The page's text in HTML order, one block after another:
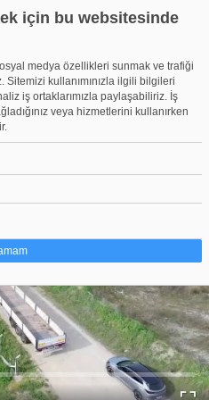
için bu websitesinde
medya özellikleri sunmak ve trafiği
kullanımınızla ilgili bilgileri
iş ortaklarımızla paylaşabiliriz. İş
veya hizmetlerini kullanırken
deneyimlerini daha verimli hale getirmek
Yasalara göre, bu sitenin
cihazınıza yerleştirebiliyoruz.
gerekiyor. Bu site farklı çerez türleri
yer alan üçüncü şahıs hizmetleri
için geçerlidir: web.tv
kaçak bağ ve bahçeler